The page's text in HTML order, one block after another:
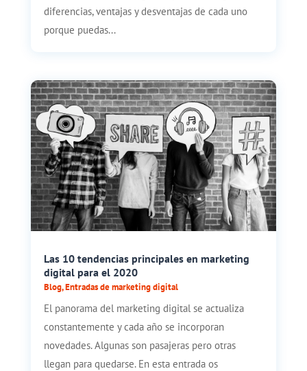
diferencias, ventajas y desventajas de cada uno
porque puedas...
Las 10 tendencias principales en marketing
digital para el 2020
Blog,Entradas de marketing digital
El panorama del marketing digital se actualiza
constantemente y cada año se incorporan
novedades. Algunas son pasajeras pero otras
llegan para quedarse. En esta entrada os